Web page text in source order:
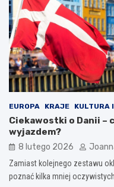
EUROPA KRAJE KULTURA
Ciekawostki o Danii –
wyjazdem?
8 lutego 2026
Zamiast kolejnego zestawu
poznać kilka mniej